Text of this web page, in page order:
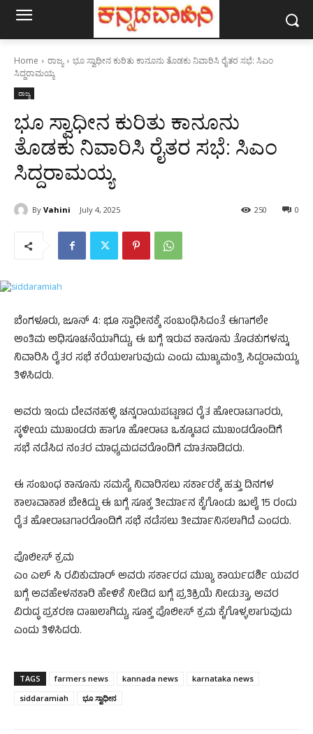
Home ರಾಜ್ಯ
ಭೂ ಸ್ವಾಧೀನ ಕುರಿತು ಕಾನೂನು ತೊಡಕು ನಿವಾರಿಸಿ ರೈತರ ಸಭೆ: ಸಿಎಂ
ಸಿದ್ದರಾಮಯ್ಯ
ರಾಜ್ಯ
ಭೂ ಸ್ವಾಧೀನ ಕುರಿತು ಕಾನೂನು
ತೊಡಕು ನಿವಾರಿಸಿ ರೈತರ ಸಭೆ: ಸಿಎಂ
ಸಿದ್ದರಾಮಯ್ಯ
By Vahini July 4, 2025 0
250
ಬೆಂಗಳೂರು, ಜೂನ್ 4: ಭೂ ಸ್ವಾಧೀನಕ್ಕೆ ಸಂಬಂಧಿಸಿದಂತೆ ಈಗಾಗಲೇ
ಅಂತಿಮ ಅಧಿಸೂಚನೆಯಾಗಿದ್ದು, ಈ ಬಗ್ಗೆ ಇರುವ ಕಾನೂನು ತೊಡಕುಗಳನ್ನು
ನಿವಾರಿಸಿ ರೈತರ ಸಭೆ ಕರೆಯಲಾಗುವುದು ಎಂದು ಮುಖ್ಯಮಂತ್ರಿ ಸಿದ್ದರಾಮಯ್ಯ
ತಿಳಿಸಿದರು.
ಅವರು ಇಂದು ದೇವನಹಳ್ಳಿ ಚನ್ನರಾಯಪಟ್ಟಣದ ರೈತ ಹೋರಾಟಗಾರರು,
ಸ್ಥಳೀಯ ಮುಖಂಡರು ಹಾಗೂ ಹೋರಾಟ ಒಕ್ಕೂಟದ ಮುಖಂಡರೊಂದಿಗೆ
ಸಭೆ ನಡೆಸಿದ ನಂತರ ಮಾಧ್ಯಮದವರೊಂದಿಗೆ ಮಾತನಾಡಿದರು.
ಈ ಸಂಬಂಧ ಕಾನೂನು ಸಮಸ್ಯೆ ನಿವಾರಿಸಲು ಸರ್ಕಾರಕ್ಕೆ ಹತ್ತು ದಿನಗಳ
ಕಾಲಾವಾಕಾಶ ಬೇಕಿದ್ದು ಈ ಬಗ್ಗೆ ಸೂಕ್ತ ತೀರ್ಮಾನ ಕೈಗೊಂಡು ಜುಲೈ 15 ರಂದು
ರೈತ ಹೋರಾಟಗಾರರೊಂದಿಗೆ ಸಭೆ ನಡೆಸಲು ತೀರ್ಮಾನಿಸಲಾಗಿದೆ ಎಂದರು.
ಪೊಲೀಸ್ ಕ್ರಮ
ಎಂ ಎಲ್ ಸಿ ರವಿಕುಮಾರ್ ಅವರು ಸರ್ಕಾರದ ಮುಖ್ಯ ಕಾರ್ಯದರ್ಶಿ ಯವರ
ಬಗ್ಗೆ ಅವಹೇಳನಕಾರಿ ಹೇಳಿಕೆ ನೀಡಿದ ಬಗ್ಗೆ ಪ್ರತಿಕ್ರಿಯೆ ನೀಡುತ್ತಾ, ಅವರ
ವಿರುದ್ಧ ಪ್ರಕರಣ ದಾಖಲಾಗಿದ್ದು, ಸೂಕ್ತ ಪೊಲೀಸ್ ಕ್ರಮ ಕೈಗೊಳ್ಳಲಾಗುವುದು
ಎಂದು ತಿಳಿಸಿದರು.
TAGS farmers news kannada news
karnataka news
siddaramiah
ಭೂ ಸ್ವಾಧೀನ